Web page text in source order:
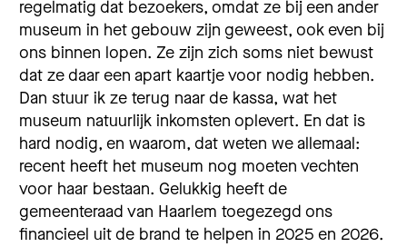
regelmatig dat bezoekers, omdat ze bij een ander
museum in het gebouw zijn geweest, ook even bij
ons binnen lopen. Ze zijn zich soms niet bewust
dat ze daar een apart kaartje voor nodig hebben.
Dan stuur ik ze terug naar de kassa, wat het
museum natuurlijk inkomsten oplevert. En dat is
hard nodig, en waarom, dat weten we allemaal:
recent heeft het museum nog moeten vechten
voor haar bestaan. Gelukkig heeft de
gemeenteraad van Haarlem toegezegd ons
financieel uit de brand te helpen in 2025 en 2026.